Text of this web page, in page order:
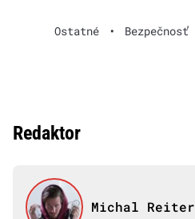
Ostatné • Bezpečnosť
Redaktor
Michal Reiter